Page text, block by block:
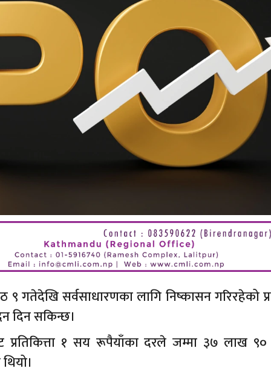
९ गतेदेखि सर्वसाधारणका लागि निष्कासन गरिरहेको
दिन सकिन्छ।
प्रतिकित्ता १ सय रूपैयाँका दरले जम्मा ३७ लाख ९०